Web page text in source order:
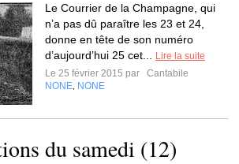
Le Courrier de la Champagne, qui
n’a pas dû paraître les 23 et 24,
donne en tête de son numéro
d’aujourd’hui 25 cet...
Lire la suite
Le 25 février 2015 par
Cantabile
NONE NONE
du samedi (12)